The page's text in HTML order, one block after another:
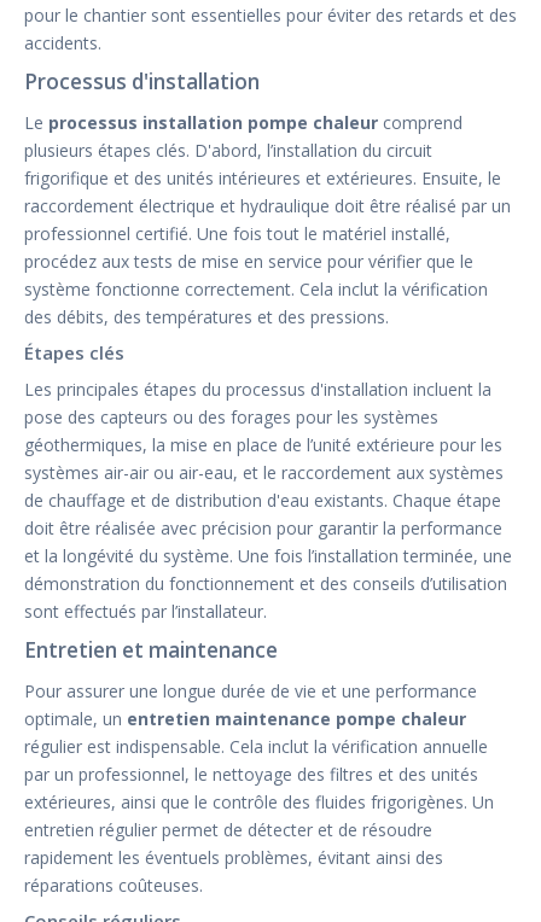
pour le chantier sont essentielles pour éviter des retards et des
accidents.
Processus d'installation
Le processus installation pompe chaleur comprend
plusieurs étapes clés. D'abord, l’installation du circuit
frigorifique et des unités intérieures et extérieures. Ensuite, le
raccordement électrique et hydraulique doit être réalisé par un
professionnel certifié. Une fois tout le matériel installé,
procédez aux tests de mise en service pour vérifier que le
système fonctionne correctement. Cela inclut la vérification
des débits, des températures et des pressions.
Étapes clés
Les principales étapes du processus d'installation incluent la
pose des capteurs ou des forages pour les systèmes
géothermiques, la mise en place de l’unité extérieure pour les
systèmes air-air ou air-eau, et le raccordement aux systèmes
de chauffage et de distribution d'eau existants. Chaque étape
doit être réalisée avec précision pour garantir la performance
et la longévité du système. Une fois l’installation terminée, une
démonstration du fonctionnement et des conseils d’utilisation
sont effectués par l’installateur.
Entretien et maintenance
Pour assurer une longue durée de vie et une performance
optimale, un entretien maintenance pompe chaleur
régulier est indispensable. Cela inclut la vérification annuelle
par un professionnel, le nettoyage des filtres et des unités
extérieures, ainsi que le contrôle des fluides frigorigènes. Un
entretien régulier permet de détecter et de résoudre
rapidement les éventuels problèmes, évitant ainsi des
réparations coûteuses.